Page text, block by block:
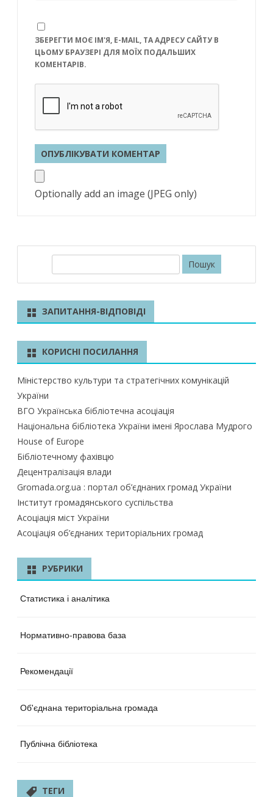
ЗБЕРЕГТИ МОЄ ІМ'Я, E-MAIL, ТА АДРЕСУ САЙТУ В
ЦЬОМУ БРАУЗЕРІ ДЛЯ МОЇХ ПОДАЛЬШИХ
КОМЕНТАРІВ.
Optionally add an image (JPEG only)
к
ЗАПИТАННЯ-ВІДПОВІДІ
КОРИСНІ ПОСИЛАННЯ
Міністерство культури та стратегічних комунікацій
України
ВГО Українська бібліотечна асоціація
Національна бібліотека України імені Ярослава Мудрого
House of Europe
Бібліотечному фахівцю
Децентралізація влади
Gromada.org.ua : портал об’єднаних громад України
Інститут громадянського суспільства
Асоціація міст України
Асоціація об’єднаних територіальних громад
РУБРИКИ
Статистика і аналітика
Нормативно-правова база
Рекомендації
Об'єднана територіальна громада
Публічна бібліотека
ТЕГИ